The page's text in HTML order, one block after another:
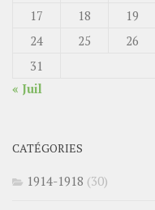
17
18 19
24
25 26
31
« Juil
CATÉGORIES
1914-1918 (30)